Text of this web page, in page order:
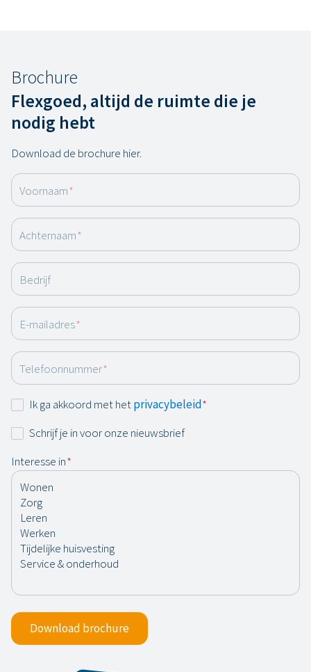
Brochure
Flexgoed, altijd de ruimte die je
nodig hebt
Download de brochure hier.
Voornaam*
Achternaam*
Bedrijf
E-mailadres*
Telefoonnummer*
Instemming
Ik ga akkoord met hetprivacybeleid*
Nieuwsbrief
Schrijf je in voor onze nieuwsbrief
Interesse in*
Download brochure